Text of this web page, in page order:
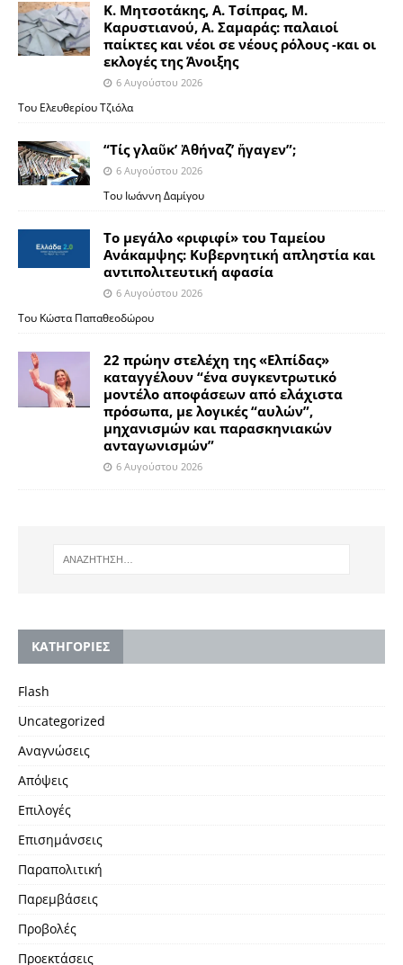
Κ. Μητσοτάκης, Α. Τσίπρας, Μ.
Καρυστιανού, Α. Σαμαράς: παλαιοί
παίκτες και νέοι σε νέους ρόλους -και οι
εκλογές της Άνοιξης
6 Αυγούστου 2026
Του Ελευθερίου Τζιόλα
“Τίς γλαῦκ’ Ἀθήναζ’ ἤγαγεν”;
6 Αυγούστου 2026
Του Ιωάννη Δαμίγου
Το μεγάλο «ριφιφί» του Ταμείου
Ανάκαμψης: Κυβερνητική απληστία και
αντιπολιτευτική αφασία
6 Αυγούστου 2026
Του Κώστα Παπαθεοδώρου
22 πρώην στελέχη της «Ελπίδας»
καταγγέλουν “ένα συγκεντρωτικό
μοντέλο αποφάσεων από ελάχιστα
πρόσωπα, με λογικές “αυλών”,
μηχανισμών και παρασκηνιακών
ανταγωνισμών”
6 Αυγούστου 2026
KΑΤΗΓΟΡΙΕΣ
Flash
Uncategorized
Αναγνώσεις
Απόψεις
Επιλογές
Επισημάνσεις
Παραπολιτική
Παρεμβάσεις
Προβολές
Προεκτάσεις